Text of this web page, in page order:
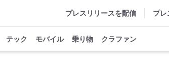
プレスリリースを配信 プレ
テック モバイル 乗り物 クラファン